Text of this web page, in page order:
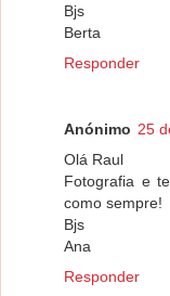
Bjs
Berta
Responder
Anónimo 25
Olá Raul
Fotografia e
como sempre!
Bjs
Ana
Responder